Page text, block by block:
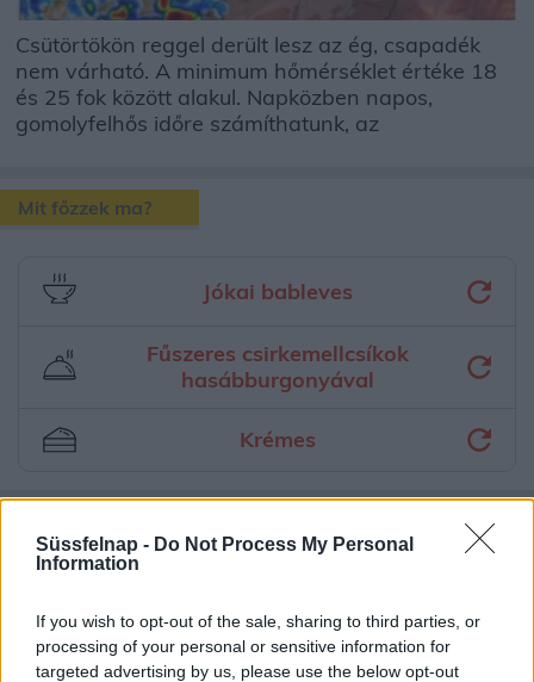
Süssfelnap - Do Not Process My Personal
Information
If you wish to opt-out of the sale, sharing to third parties, or
processing of your personal or sensitive information for
targeted advertising by us, please use the below opt-out
Csütörtökön reggel derült lesz az ég, csapadék
nem várható. A minimum hőmérséklet értéke 18
és 25 fok között alakul. Napközben napos,
gomolyfelhős időre számíthatunk, az
Mit főzzek ma?
Jókai bableves
Fűszeres csirkemellcsíkok
hasábburgonyával
Krémes
Vészjelzések, figyelmeztetések Orvosmeteorológia
Felhőkép Hőtérkép Páratartalom